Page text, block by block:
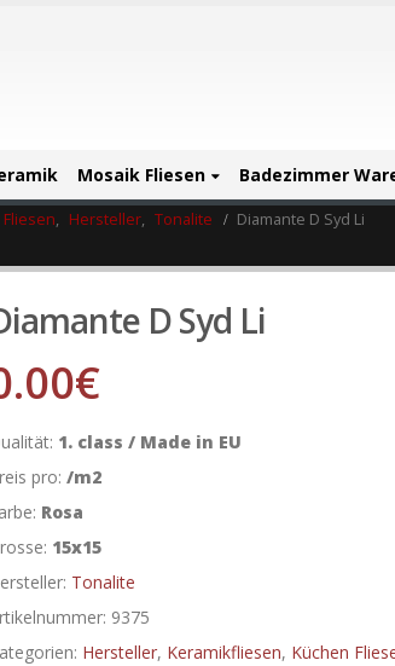
Mosaik Fliesen Badezimmer
, Hersteller, Tonalite Diamante D Syd Li
D Syd Li
€
1. class / Made in EU
pro: /m2
Rosa
15x15
Tonalite
9375
Hersteller, Keramikfliesen, Küchen